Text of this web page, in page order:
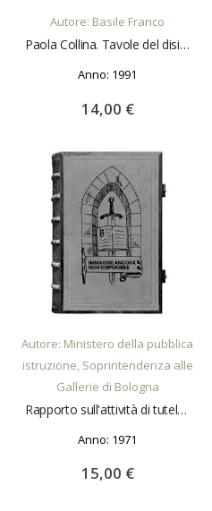
Autore: Basile Franco
Paola Collina. Tavole del disincanto
Anno: 1991
14,00 €
AGGIUNGI AL CARRELLO
Autore: Ministero della pubblica
istruzione, Soprintendenza alle
Gallerie di Bologna
Rapporto sull'attività di tutela conservazione e restauro 1970
Anno: 1971
15,00 €